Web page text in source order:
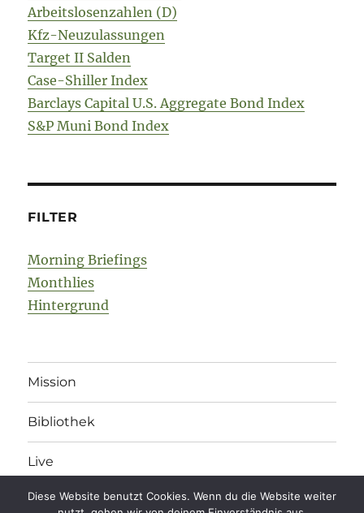
Arbeitslosenzahlen (D)
Kfz-Neuzulassungen
Target II Salden
Case-Shiller Index
Barclays Capital U.S. Aggregate Bond Index
S&P Muni Bond Index
FILTER
Morning Briefings
Monthlies
Hintergrund
Mission
Bibliothek
Live
Diese Website benutzt Cookies. Wenn du die Website weiter